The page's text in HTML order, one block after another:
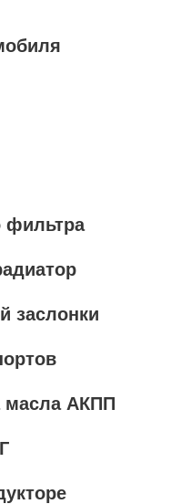
фильтра
заслонки
масла АКПП